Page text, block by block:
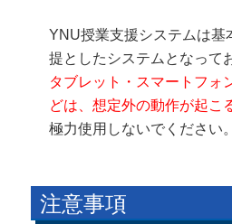
YNU授業支援システムは基
提としたシステムとなって
タブレット・スマートフォ
どは、想定外の動作が起こ
極力使用しないでください。
注意事項